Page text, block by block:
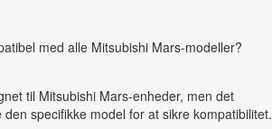
med alle Mitsubishi Mars-modeller?
til Mitsubishi Mars-enheder, men det
specifikke model for at sikre kompatibilitet.